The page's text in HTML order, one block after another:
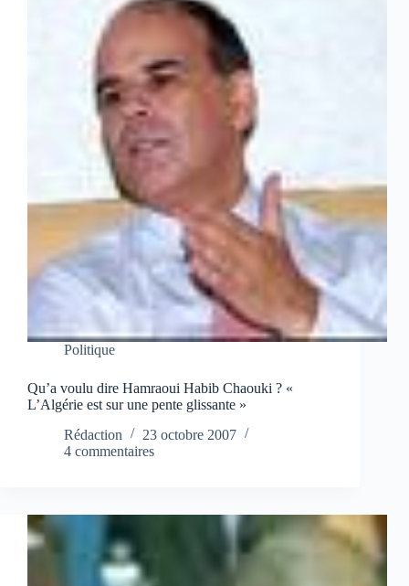
Politique
Qu’a voulu dire Hamraoui Habib Chaouki ? «
L’Algérie est sur une pente glissante »
Rédaction
23 octobre 2007
4 commentaires